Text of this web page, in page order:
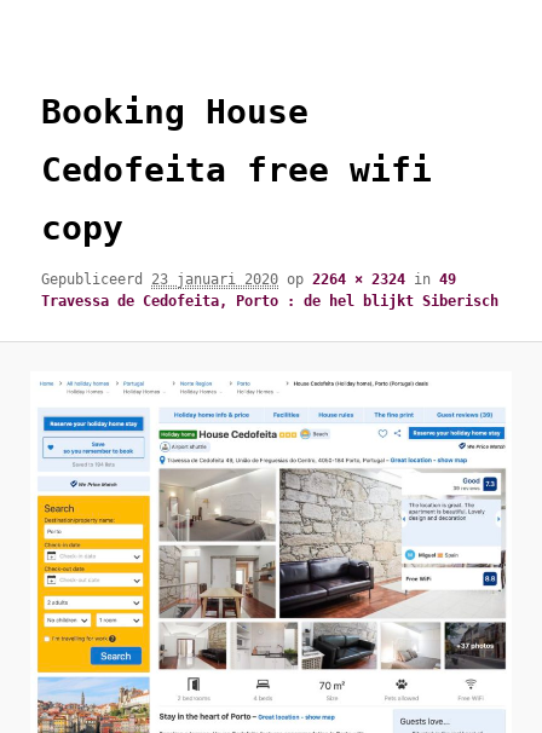
Booking House
Cedofeita free wifi
copy
Gepubliceerd 23 januari 2020 op2264 × 2324 in49
Travessa de Cedofeita, Porto : de hel blijkt Siberisch